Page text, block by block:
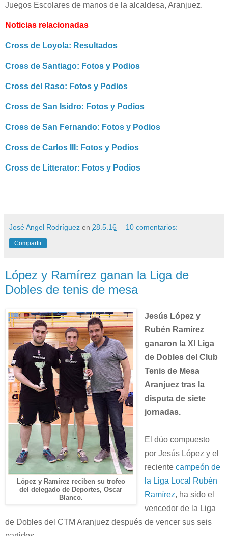
Juegos Escolares de manos de la alcaldesa, Aranjuez.
Noticias relacionadas
Cross de Loyola: Resultados
Cross de Santiago: Fotos y Podios
Cross del Raso: Fotos y Podios
Cross de San Isidro: Fotos y Podios
Cross de San Fernando: Fotos y Podios
Cross de Carlos III: Fotos y Podios
Cross de Litterator: Fotos y Podios
José Angel Rodríguez en 28.5.16 10 comentarios:
Compartir
López y Ramírez ganan la Liga de
Dobles de tenis de mesa
López y Ramírez reciben su trofeo
del delegado de Deportes, Oscar
Blanco.
Jesús López y
Rubén Ramírez
ganaron la XI Liga
de Dobles del Club
Tenis de Mesa
Aranjuez tras la
disputa de siete
jornadas.
El dúo compuesto
por Jesús López y el
reciente campeón de
la Liga Local Rubén
Ramírez, ha sido el
vencedor de la Liga
de Dobles del CTM Aranjuez después de vencer sus seis